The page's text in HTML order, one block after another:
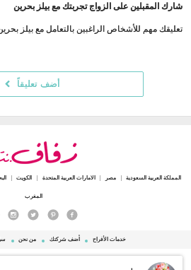
شارك المقبلين على الزواج تجربتك مع بيلز بحرين
تعليقك مهم للأشخاص الراغبين بالتعامل مع بيلز
أضف تعليقاً
المملكة العربية السعودية مصر الامارات العربية المتحدة الكويت
المغرب
خدمات الأفراح أضف شركتك من نحن